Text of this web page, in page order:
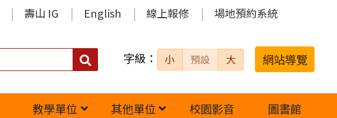
壽山 IG English 線上報修 場地預約系統
搜
字級： 小 預設 大 網站導覽
教學單位 其他單位 校園影音
圖書館